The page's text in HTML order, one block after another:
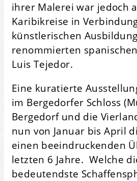
ihrer Malerei war jedoch
Karibikreise in
künstlerischen
renommierten
Luis Tejedor.
Eine kuratierte
im Bergedorfer Schloss
Bergedorf und die
nun von Januar bis April
einen beeindruckenden
letzten 6 Jahre. Welche
bedeutendste